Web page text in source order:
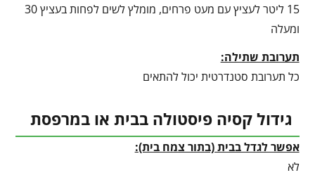
15 ליטר לעציץ עם מעט פרחים, מומלץ לשים לפחות בעציץ 30
ומעלה
תערובת שתילה:
כל תערובת סטנדרטית יכול להתאים
גידול קסיה פיסטולה בבית או במרפסת
אפשר לגדל בבית (בתור צמח בית):
לא